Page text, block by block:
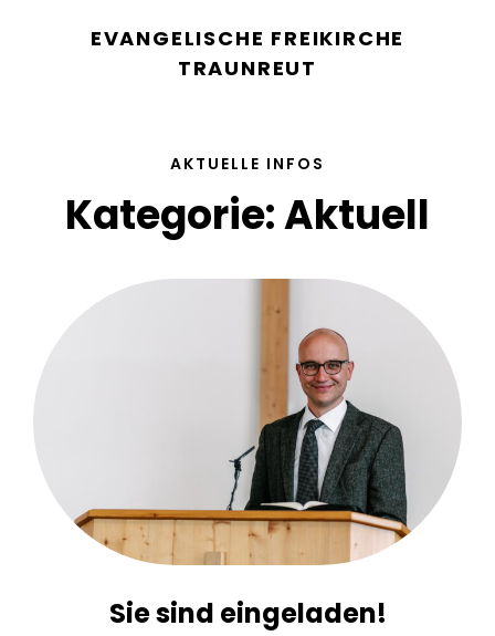
EVANGELISCHE FREIKIRCHE
TRAUNREUT
AKTUELLE INFOS
Kategorie:Aktuell
Sie sind eingeladen!